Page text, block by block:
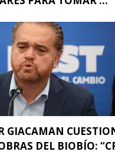
GIACAMAN
DEL BIOBÍO: